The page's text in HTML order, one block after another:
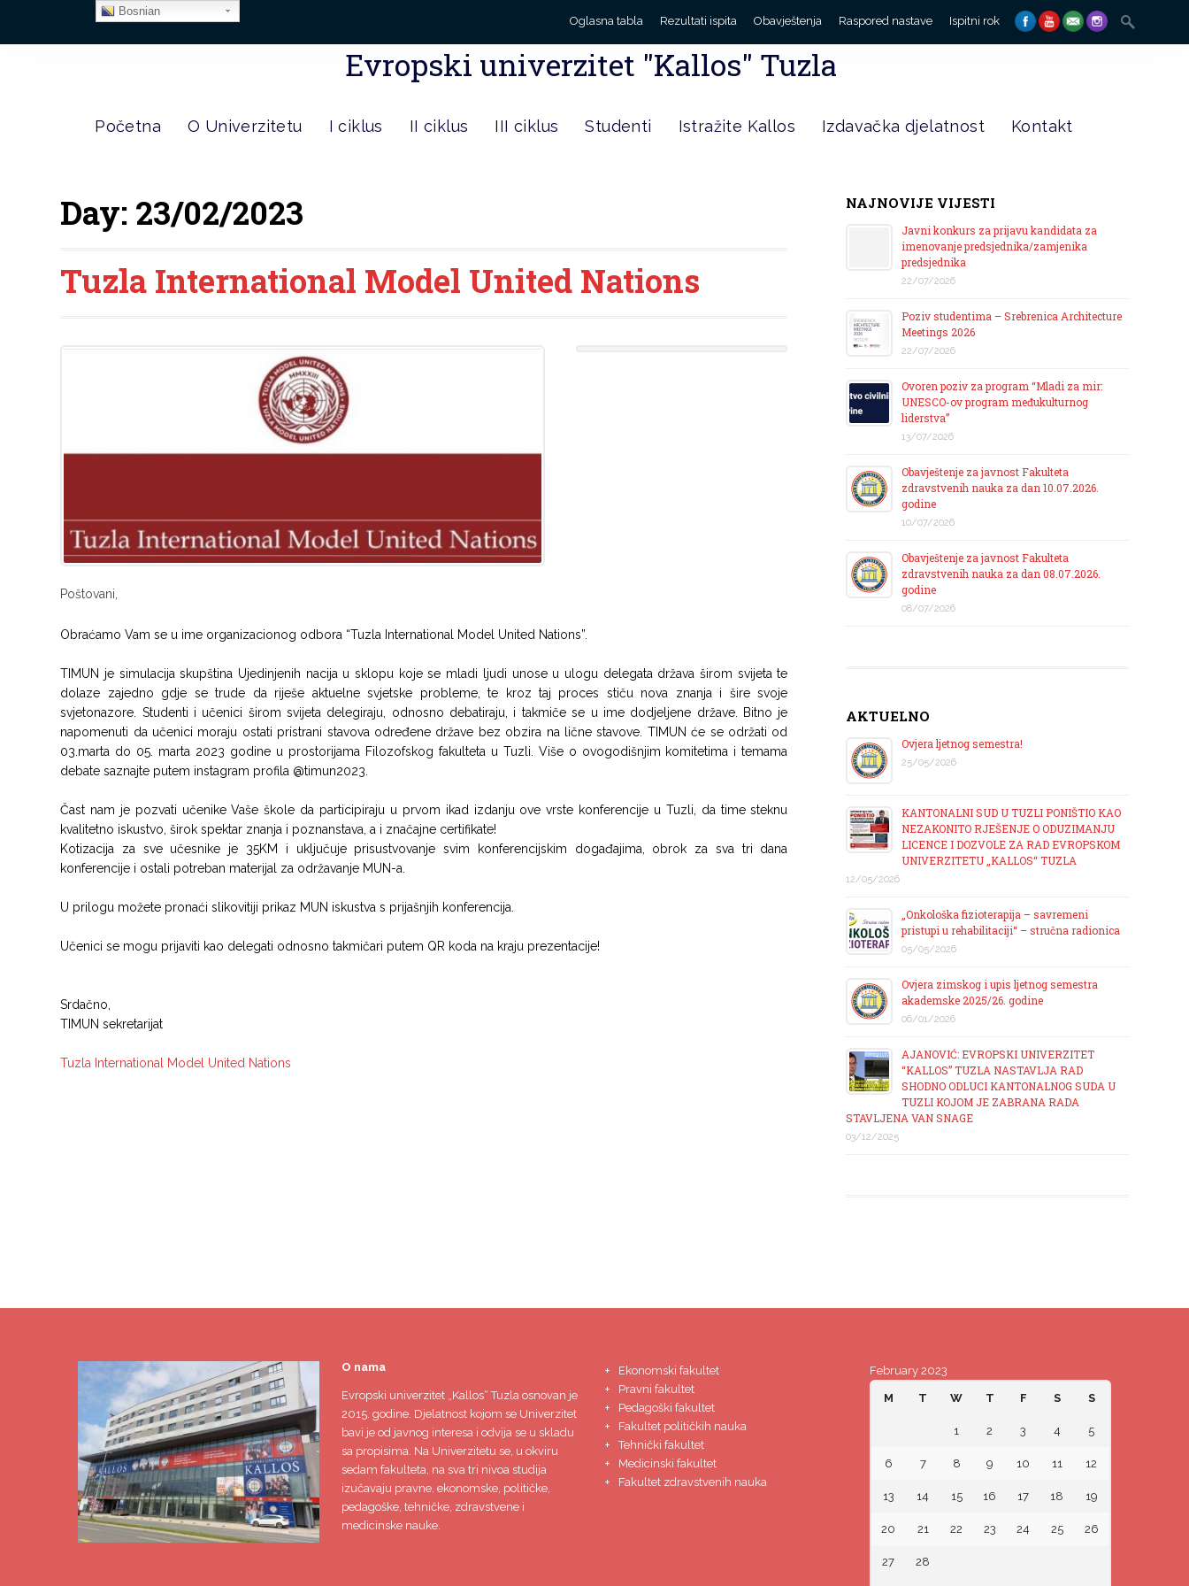
Oglasna tabla Rezultati ispita Obavještenja Raspored nastave Ispitni rok
Search
for:
Evropski univerzitet "Kallos" Tuzla
Početna O Univerzitetu I ciklus II ciklus III ciklus Studenti Istražite Kallos Izdavačka djelatnost Kontakt
Day: 23/02/2023
Tuzla International Model United Nations
Poštovani,
Obraćamo Vam se u ime organizacionog odbora “Tuzla International Model United Nations”.
TIMUN je simulacija skupština Ujedinjenih nacija u sklopu koje se mladi ljudi unose u ulogu delegata država širom svijeta te
dolaze zajedno gdje se trude da riješe aktuelne svjetske probleme, te kroz taj proces stiču nova znanja i šire svoje
svjetonazore. Studenti i učenici širom svijeta delegiraju, odnosno debatiraju, i takmiče se u ime dodjeljene države. Bitno je
napomenuti da učenici moraju ostati pristrani stavova određene države bez obzira na lične stavove. TIMUN će se održati od
03.marta do 05. marta 2023 godine u prostorijama Filozofskog fakulteta u Tuzli. Više o ovogodišnjim komitetima i temama
debate saznajte putem instagram profila @timun2023.
Čast nam je pozvati učenike Vaše škole da participiraju u prvom ikad izdanju ove vrste konferencije u Tuzli, da time steknu
kvalitetno iskustvo, širok spektar znanja i poznanstava, a i značajne certifikate!
Kotizacija za sve učesnike je 35KM i uključuje prisustvovanje svim konferencijskim događajima, obrok za sva tri dana
konferencije i ostali potreban materijal za održavanje MUN-a.
U prilogu možete pronaći slikovitiji prikaz MUN iskustva s prijašnjih konferencija.
Učenici se mogu prijaviti kao delegati odnosno takmičari putem QR koda na kraju prezentacije!
Srdačno,
TIMUN sekretarijat
Tuzla International Model United Nations
NAJNOVIJE VIJESTI
Javni konkurs za prijavu kandidata za
imenovanje predsjednika/zamjenika
predsjednika
22/07/2026
Poziv studentima – Srebrenica Architecture
Meetings 2026
22/07/2026
Ovoren poziv za program “Mladi za mir:
UNESCO-ov program međukulturnog
liderstva”
13/07/2026
Obavještenje za javnost Fakulteta
zdravstvenih nauka za dan 10.07.2026.
godine
10/07/2026
Obavještenje za javnost Fakulteta
zdravstvenih nauka za dan 08.07.2026.
godine
08/07/2026
AKTUELNO
Ovjera ljetnog semestra!
25/05/2026
KANTONALNI SUD U TUZLI PONIŠTIO KAO
NEZAKONITO RJEŠENJE O ODUZIMANJU
LICENCE I DOZVOLE ZA RAD EVROPSKOM
UNIVERZITETU „KALLOS“ TUZLA
12/05/2026
„Onkološka fizioterapija – savremeni
pristupi u rehabilitaciji“ – stručna radionica
05/05/2026
Ovjera zimskog i upis ljetnog semestra
akademske 2025/26. godine
06/01/2026
AJANOVIĆ: EVROPSKI UNIVERZITET
“KALLOS” TUZLA NASTAVLJA RAD
SHODNO ODLUCI KANTONALNOG SUDA U
TUZLI KOJOM JE ZABRANA RADA
STAVLJENA VAN SNAGE
03/12/2025
O nama
Evropski univerzitet „Kallos“ Tuzlaosnovan je
2015. godine. Djelatnost kojom se Univerzitet
bavi je od javnog interesa i odvija se u skladu
sa propisima. Na Univerzitetu se, u okviru
sedam fakulteta, na sva tri nivoa studija
izučavaju pravne, ekonomske, političke,
pedagoške, tehničke, zdravstvene i
medicinske nauke.
Ekonomski fakultet
Pravni fakultet
Pedagoški fakultet
Fakultet političkih nauka
Tehnički fakultet
Medicinski fakultet
Fakultet zdravstvenih nauka
February 2023
M T W T F S S
1 2 3 4 5
6 7 8 9 10 11 12
13 14 15 16 17 18 19
20 21 22 23 24 25 26
27 28
Bosnian